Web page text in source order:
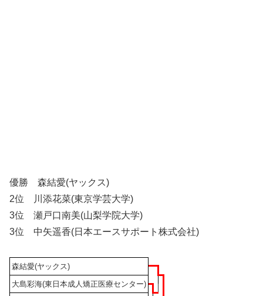
優勝 森結愛(ヤックス)
2位 川添花菜(東京学芸大学)
3位 瀬戸口南美(山梨学院大学)
3位 中矢遥香(日本エースサポート株式会社)
森結愛(ヤックス)
大島彩海(東日本成人矯正医療センター)